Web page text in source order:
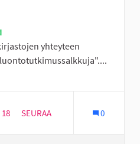
yhteyteen
Koko Seinäjoki
18 18 SEURAAJAA
SEURAA 0